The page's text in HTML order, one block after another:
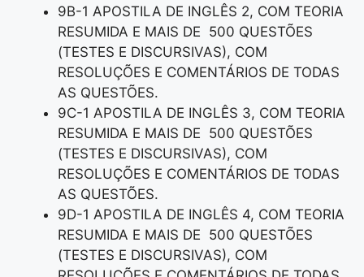
9B-1 APOSTILA DE INGLÊS 2, COM TEORIA
RESUMIDA E MAIS DE 500 QUESTÕES
(TESTES E DISCURSIVAS), COM
RESOLUÇÕES E COMENTÁRIOS DE TODAS
AS QUESTÕES.
9C-1 APOSTILA DE INGLÊS 3, COM TEORIA
RESUMIDA E MAIS DE 500 QUESTÕES
(TESTES E DISCURSIVAS), COM
RESOLUÇÕES E COMENTÁRIOS DE TODAS
AS QUESTÕES.
9D-1 APOSTILA DE INGLÊS 4, COM TEORIA
RESUMIDA E MAIS DE 500 QUESTÕES
(TESTES E DISCURSIVAS), COM